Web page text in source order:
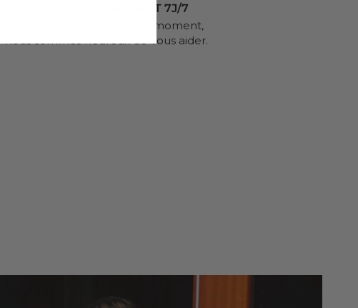
ASSISTANCE 24H/24 ET 7J/7
Discutez avec nous à tout moment,
nous sommes heureux de vous aider.